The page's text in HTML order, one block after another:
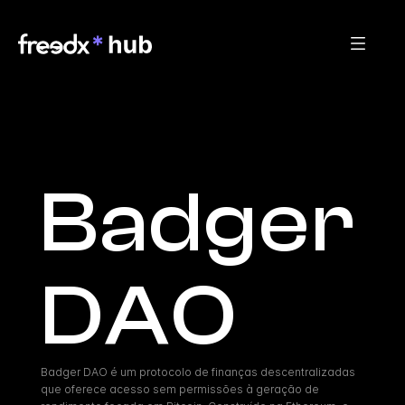
Badger
DAO
Badger DAO é um protocolo de finanças descentralizadas
que oferece acesso sem permissões à geração de